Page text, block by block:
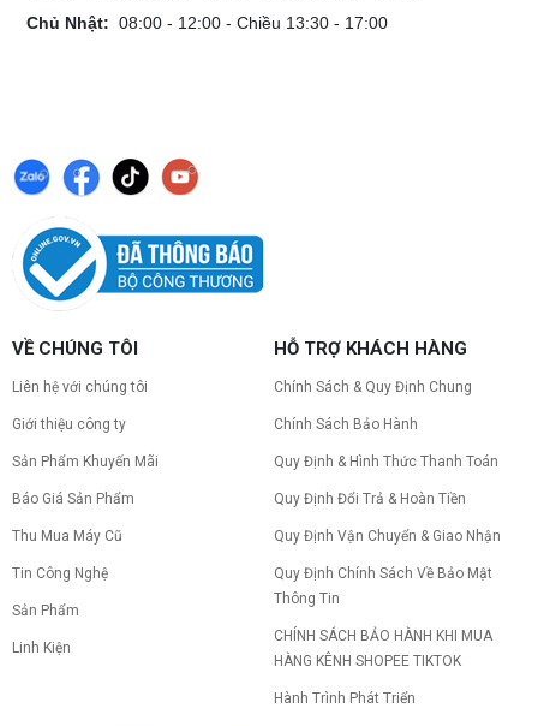
Chủ Nhật: 08:00 - 12:00 - Chiều 13:30 - 17:00
VỀ CHÚNG TÔI
Liên hệ với chúng tôi
Giới thiệu công ty
Sản Phẩm Khuyến Mãi
Báo Giá Sản Phẩm
Thu Mua Máy Cũ
Tin Công Nghệ
Sản Phẩm
Linh Kiện
HỖ TRỢ KHÁCH HÀNG
Chính Sách & Quy Định Chung
Chính Sách Bảo Hành
Quy Định & Hình Thức Thanh Toán
Quy Định Đổi Trả & Hoàn Tiền
Quy Định Vận Chuyển & Giao Nhận
Quy Định Chính Sách Về Bảo Mật
Thông Tin
CHÍNH SÁCH BẢO HÀNH KHI MUA
HÀNG KÊNH SHOPEE TIKTOK
Hành Trình Phát Triển